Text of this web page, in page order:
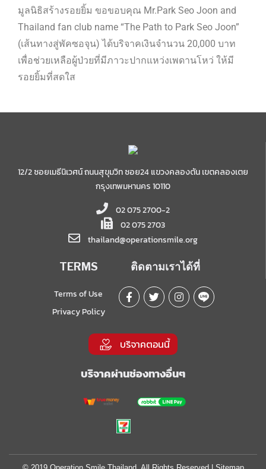
มูลนิธิสร้างรอยยิ้ม ขอขอบคุณ Mr.Park Seo Joon and
Thailand fan club name “The Path to Park Seo Joon”
(เส้นทางสู่พัคซอจุน) ได้บริจาคเงินจำนวน 20,000 บาท
เพื่อช่วยเหลือผู้ป่วยที่มีภาวะปากแหว่งเพดานโหว่ ให้มี
รอยยิ้มที่สดใส
12/2 ซอยเมธีนิเวศน์ ถนนสุขุมวิท ซอย24 แขวงคลองตัน เขตคลองเตย
กรุงเทพมหานคร 10110
02 075 2700-2
02 075 2703
thailand@operationsmile.org
TERMS
Terms of Use
Privacy Policy
ติดตามเราได้ที่
บริจาคตอนนี้
บริจาคผ่านช่องทางอื่นๆ